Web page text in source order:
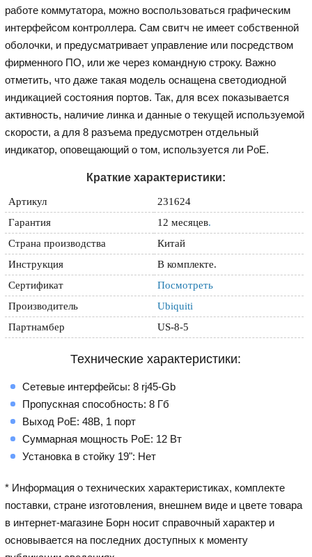
работе коммутатора, можно воспользоваться графическим
интерфейсом контроллера. Сам свитч не имеет собственной
оболочки, и предусматривает управление или посредством
фирменного ПО, или же через командную строку. Важно
отметить, что даже такая модель оснащена светодиодной
индикацией состояния портов. Так, для всех показывается
активность, наличие линка и данные о текущей используемой
скорости, а для 8 разъема предусмотрен отдельный
индикатор, оповещающий о том, используется ли PoE.
Краткие характеристики:
Артикул
231624
Гарантия
12 месяцев.
Страна производства
Китай
Инструкция
В комплекте.
Сертификат
Посмотреть
Производитель
Ubiquiti
Партнамбер
US-8-5
Технические характеристики:
Сетевые интерфейсы: 8 rj45-Gb
Пропускная способность: 8 Гб
Выход PoE: 48В, 1 порт
Суммарная мощность PoE: 12 Вт
Установка в стойку 19": Нет
* Информация о технических характеристиках, комплекте
поставки, стране изготовления, внешнем виде и цвете товара
в интернет-магазине Борн носит справочный характер и
основывается на последних доступных к моменту